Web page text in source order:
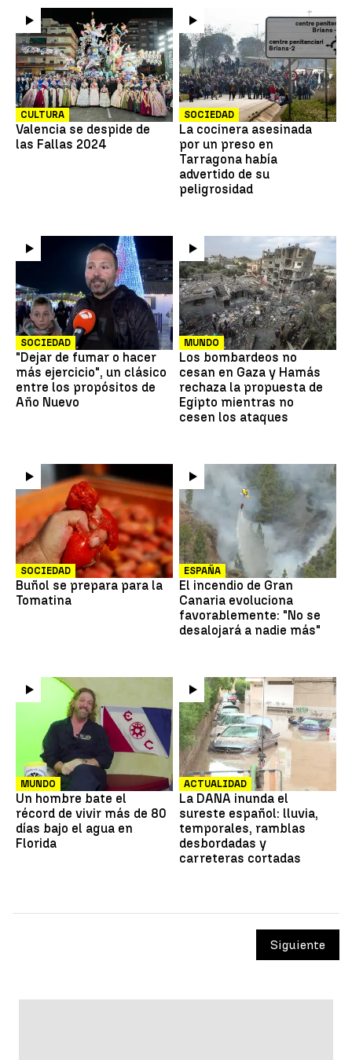
CULTURA
Valencia se despide de
las Fallas 2024
SOCIEDAD
La cocinera asesinada
por un preso en
Tarragona había
advertido de su
peligrosidad
SOCIEDAD
"Dejar de fumar o hacer
más ejercicio", un clásico
entre los propósitos de
Año Nuevo
MUNDO
Los bombardeos no
cesan en Gaza y Hamás
rechaza la propuesta de
Egipto mientras no
cesen los ataques
SOCIEDAD
Buñol se prepara para la
Tomatina
ESPAÑA
El incendio de Gran
Canaria evoluciona
favorablemente: "No se
desalojará a nadie más"
MUNDO
Un hombre bate el
récord de vivir más de 80
días bajo el agua en
Florida
ACTUALIDAD
La DANA inunda el
sureste español: lluvia,
temporales, ramblas
desbordadas y
carreteras cortadas
Siguiente